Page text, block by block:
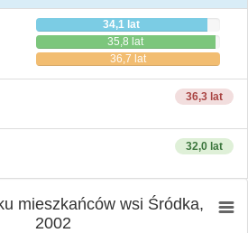
34,1 lat
35,8 lat
36,7 lat
36,3 lat
32,0 lat
mieszkańców wsi Śródka,
2002